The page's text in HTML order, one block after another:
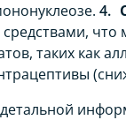
что
таких как